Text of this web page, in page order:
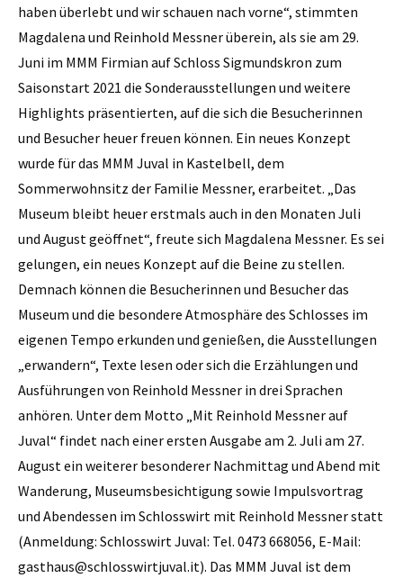
haben überlebt und wir schauen nach vorne“, stimmten
Magdalena und Reinhold Messner überein, als sie am 29.
Juni im MMM Firmian auf Schloss Sigmundskron zum
Saisonstart 2021 die Sonderausstellungen und weitere
Highlights präsentierten, auf die sich die Besucherinnen
und Besucher heuer freuen können. Ein neues Konzept
wurde für das MMM Juval in Kastelbell, dem
Sommerwohnsitz der Familie Messner, erarbeitet. „Das
Museum bleibt heuer erstmals auch in den Monaten Juli
und August geöffnet“, freute sich Magdalena Messner. Es sei
gelungen, ein neues Konzept auf die Beine zu stellen.
Demnach können die Besucherinnen und Besucher das
Museum und die besondere Atmosphäre des Schlosses im
eigenen Tempo erkunden und genießen, die Ausstellungen
„erwandern“, Texte lesen oder sich die Erzählungen und
Ausführungen von Reinhold Messner in drei Sprachen
anhören. Unter dem Motto „Mit Reinhold Messner auf
Juval“ findet nach einer ersten Ausgabe am 2. Juli am 27.
August ein weiterer besonderer Nachmittag und Abend mit
Wanderung, Museumsbesichtigung sowie Impulsvortrag
und Abendessen im Schlosswirt mit Reinhold Messner statt
(Anmeldung: Schlosswirt Juval: Tel. 0473 668056, E-Mail:
gasthaus@schlosswirtjuval.it). Das MMM Juval ist dem